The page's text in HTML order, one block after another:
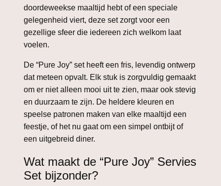
doordeweekse maaltijd hebt of een speciale
gelegenheid viert, deze set zorgt voor een
gezellige sfeer die iedereen zich welkom laat
voelen.
De “Pure Joy” set heeft een fris, levendig ontwerp
dat meteen opvalt. Elk stuk is zorgvuldig gemaakt
om er niet alleen mooi uit te zien, maar ook stevig
en duurzaam te zijn. De heldere kleuren en
speelse patronen maken van elke maaltijd een
feestje, of het nu gaat om een simpel ontbijt of
een uitgebreid diner.
Wat maakt de “Pure Joy” Servies
Set bijzonder?